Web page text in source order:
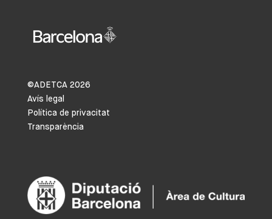
©ADETCA 2026
Avís legal
Política de privacitat
Transparència